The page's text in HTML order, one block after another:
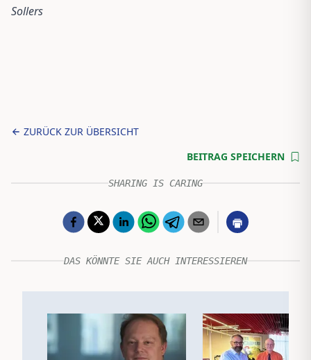
Sollers
ZURÜCK ZUR ÜBERSICHT
BEITRAG SPEICHERN
SHARING IS CARING
DAS KÖNNTE SIE AUCH INTERESSIEREN